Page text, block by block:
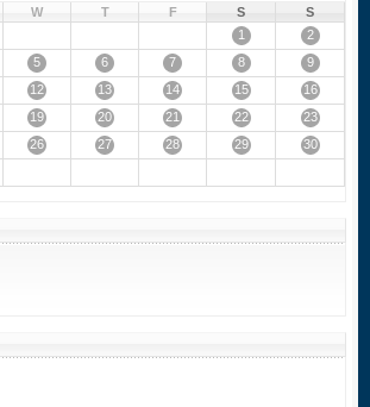
W T F S
S
1
2
5 6 7 8
9
12 13 14 15
16
19 20 21 22
23
26 27 28 29
30